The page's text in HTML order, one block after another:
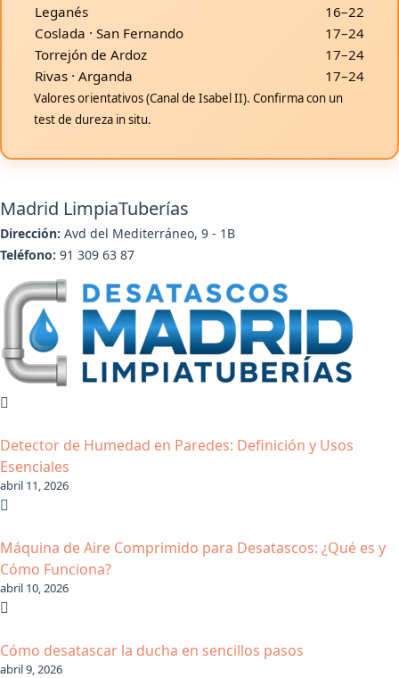
Leganés
16–22
Coslada · San Fernando
17–24
Torrejón de Ardoz
17–24
Rivas · Arganda
17–24
Valores orientativos (Canal de Isabel II). Confirma con un
test de dureza in situ.
Madrid LimpiaTuberías
Dirección: Avd del Mediterráneo, 9 - 1B
Teléfono: 91 309 63 87
Detector de Humedad en Paredes: Definición y Usos
Esenciales
abril 11, 2026
Máquina de Aire Comprimido para Desatascos: ¿Qué es y
Cómo Funciona?
abril 10, 2026
Cómo desatascar la ducha en sencillos pasos
abril 9, 2026